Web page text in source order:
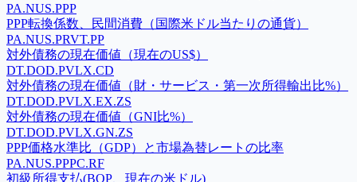
PA.NUS.PPP
PPP転換係数、民間消費（国際米ドル当たりの通貨）
PA.NUS.PRVT.PP
対外債務の現在価値（現在のUS$）
DT.DOD.PVLX.CD
対外債務の現在価値（財・サービス・第一次所得輸出比%）
DT.DOD.PVLX.EX.ZS
対外債務の現在価値（GNI比%）
DT.DOD.PVLX.GN.ZS
PPP価格水準比（GDP）と市場為替レートの比率
PA.NUS.PPPC.RF
初級所得支払(BOP、現在の米ドル)